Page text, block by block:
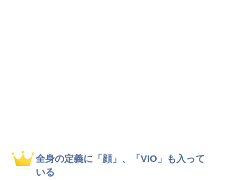
全身の定義に「顔」、「VIO」も入って
いる